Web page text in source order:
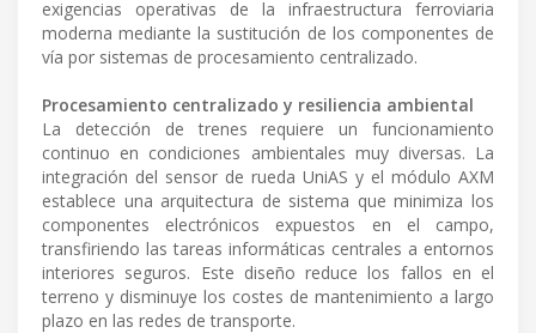
exigencias operativas de la infraestructura ferroviaria
moderna mediante la sustitución de los componentes de
vía por sistemas de procesamiento centralizado.
Procesamiento centralizado y resiliencia ambiental
La detección de trenes requiere un funcionamiento
continuo en condiciones ambientales muy diversas. La
integración del sensor de rueda UniAS y el módulo AXM
establece una arquitectura de sistema que minimiza los
componentes electrónicos expuestos en el campo,
transfiriendo las tareas informáticas centrales a entornos
interiores seguros. Este diseño reduce los fallos en el
terreno y disminuye los costes de mantenimiento a largo
plazo en las redes de transporte.